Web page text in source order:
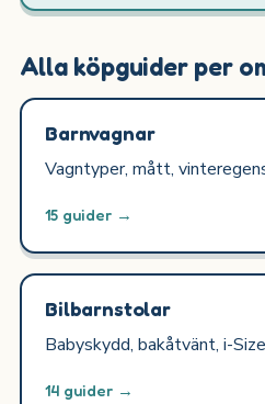
Alla köpguider per
Barnvagnar
Vagntyper, mått,
15 guider →
Bilbarnstolar
Babyskydd, bakåtvänt, i-
14 guider →